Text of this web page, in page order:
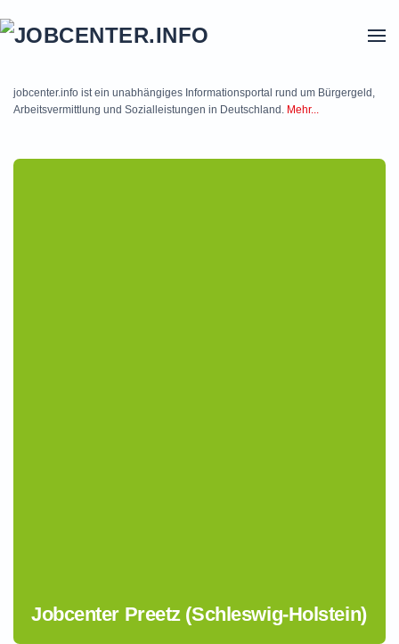
jobcenter.info ist ein unabhängiges Informationsportal rund um Bürgergeld,
Arbeitsvermittlung und Sozialleistungen in Deutschland. Mehr...
Jobcenter Preetz (Schleswig-Holstein)